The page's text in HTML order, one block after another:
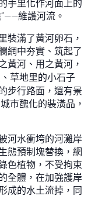
手里化作河面上的
維護河流。
裝滿了黃河卵石，
網中夯實、筑起了
黃河、用之黃河，
草地里的小石子
步行路面，還有景
市醜化的裝潢品，
河水衝垮的河灘岸
態預制塊替換，網
色植物，不受拘束
全體，在加強護岸
成的水土流掉，同